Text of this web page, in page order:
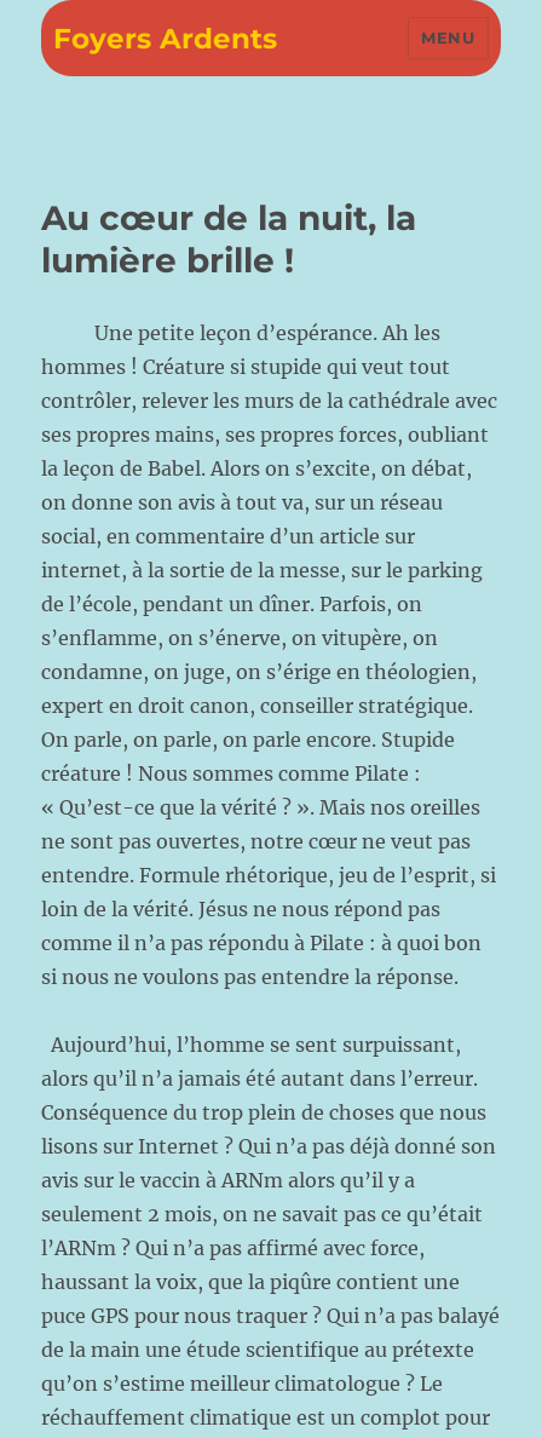
Foyers Ardents MENU
Au cœur de la nuit, la
lumière brille !
Une petite leçon d’espérance. Ah les
hommes ! Créature si stupide qui veut tout
contrôler, relever les murs de la cathédrale avec
ses propres mains, ses propres forces, oubliant
la leçon de Babel. Alors on s’excite, on débat,
on donne son avis à tout va, sur un réseau
social, en commentaire d’un article sur
internet, à la sortie de la messe, sur le parking
de l’école, pendant un dîner. Parfois, on
s’enflamme, on s’énerve, on vitupère, on
condamne, on juge, on s’érige en théologien,
expert en droit canon, conseiller stratégique.
On parle, on parle, on parle encore. Stupide
créature ! Nous sommes comme Pilate :
« Qu’est-ce que la vérité ? ». Mais nos oreilles
ne sont pas ouvertes, notre cœur ne veut pas
entendre. Formule rhétorique, jeu de l’esprit, si
loin de la vérité. Jésus ne nous répond pas
comme il n’a pas répondu à Pilate : à quoi bon
si nous ne voulons pas entendre la réponse.
Aujourd’hui, l’homme se sent surpuissant,
alors qu’il n’a jamais été autant dans l’erreur.
Conséquence du trop plein de choses que nous
lisons sur Internet ? Qui n’a pas déjà donné son
avis sur le vaccin à ARNm alors qu’il y a
seulement 2 mois, on ne savait pas ce qu’était
l’ARNm ? Qui n’a pas affirmé avec force,
haussant la voix, que la piqûre contient une
puce GPS pour nous traquer ? Qui n’a pas balayé
de la main une étude scientifique au prétexte
qu’on s’estime meilleur climatologue ? Le
réchauffement climatique est un complot pour